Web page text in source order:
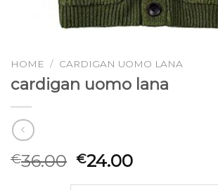
HOME / CARDIGAN UOMO LANA
cardigan uomo lana
€36.00 €24.00